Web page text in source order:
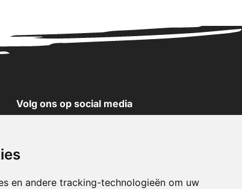
en andere tracking-technologieën om uw
Volg ons op social media
X